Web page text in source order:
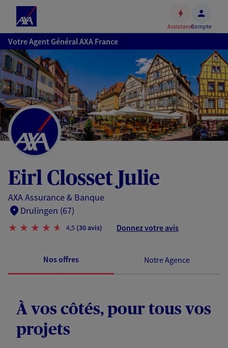
Accéder
au
principal
Accéder
au
pied
de
page
AssistanceCompte
Votre Agent Général AXA France
Eirl Closset Julie
AXA Assurance & Banque
Drulingen (67)
4,5 (30 avis) Donnez votre avis
Nos offres Notre Agence
À vos côtés, pour tous vos
projets